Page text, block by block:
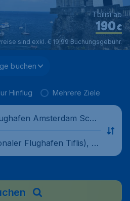
€
190
Tbilisi ab
sind exkl. € 19,99 Buchungsgebühr.
buchen
Hinflug Mehrere Ziele
Amsterdam Schi
Flughafen Tiflis), G